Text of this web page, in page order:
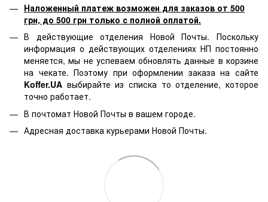
Наложенный платеж возможен для заказов от 500
грн, до 500 грн только с полной оплатой.
В действующие отделения Новой Почты. Поскольку
информация о действующих отделениях НП постоянно
меняется, мы не успеваем обновлять данные в корзине
на чекате. Поэтому при оформлении заказа на сайте
Koffer.UA выбирайте из списка то отделение, которое
точно работает.
В почтомат Новой Почты в вашем городе.
Адресная доставка курьерами Новой Почты.